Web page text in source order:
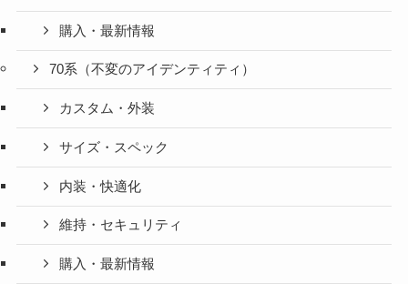
購入・最新情報
70系（不変のアイデンティティ）
カスタム・外装
サイズ・スペック
内装・快適化
維持・セキュリティ
購入・最新情報